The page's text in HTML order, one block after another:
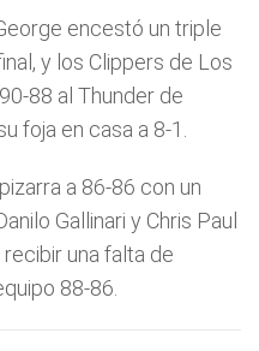
encestó un triple
y los Clippers de Los
88 al Thunder de
foja en casa a 8-1.
a 86-86 con un
Gallinari y Chris Paul
una falta de
88-86.